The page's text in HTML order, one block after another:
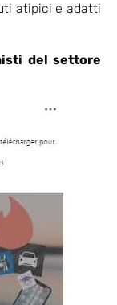
atipici e adatti
del settore